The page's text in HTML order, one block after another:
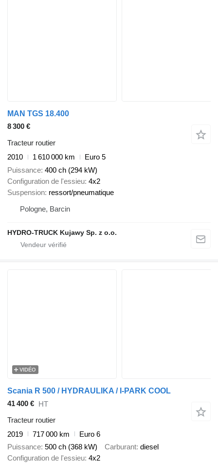
MAN TGS 18.400
8 300 €
Tracteur routier
2010
1 610 000 km
Euro 5
Puissance 400 ch (294 kW)
Configuration de l'essieu 4x2
Suspension ressort/pneumatique
Pologne, Barcin
HYDRO-TRUCK Kujawy Sp. z o.o.
VIDÉO
Scania R 500 / HYDRAULIKA / I-PARK COOL
41 400 € HT
Tracteur routier
2019
717 000 km
Euro 6
Puissance 500 ch (368 kW) Carburant diesel
Configuration de l'essieu 4x2